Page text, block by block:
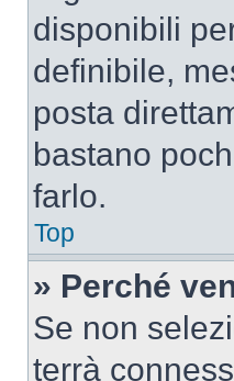
disponibili
definibile,
posta
bastano
farlo.
Top
» Perché
Se non
terrà